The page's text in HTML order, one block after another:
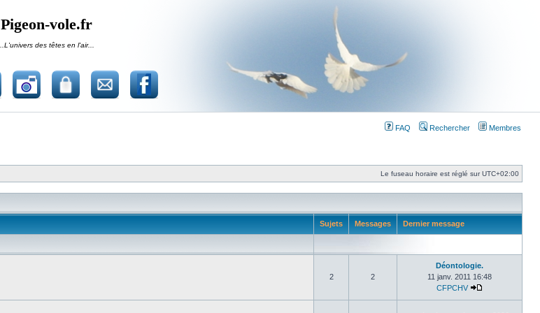
Pigeon-vole.fr
...L'univers des têtes en l'air...
FAQ Rechercher Membres
Le fuseau horaire est réglé surUTC+02:00
Sujets Messages Dernier message
2 2
Déontologie.
11 janv. 2011 16:48
CFPCHV